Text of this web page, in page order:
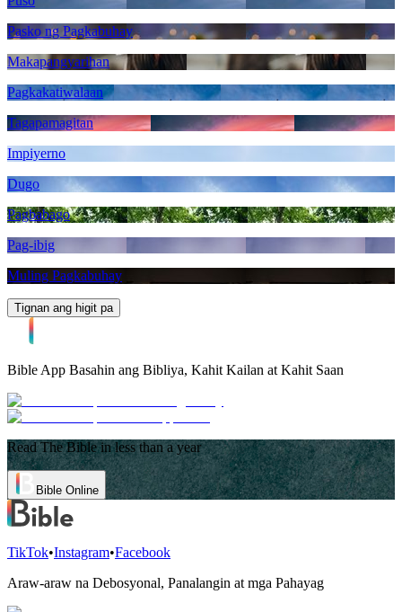
Pasko ng Pagkabuhay
Makapangyarihan
Pagkakatiwalaan
Tagapamagitan
Impiyerno
Dugo
Pagbabago
Pag-ibig
Muling Pagkabuhay
Tignan ang higit pa
Bible App Basahin ang Bibliya, Kahit Kailan at Kahit Saan
Read The Bible in less than a year
Bible Online
TikTok•Instagram•Facebook
Araw-araw na Debosyonal, Panalangin at mga Pahayag